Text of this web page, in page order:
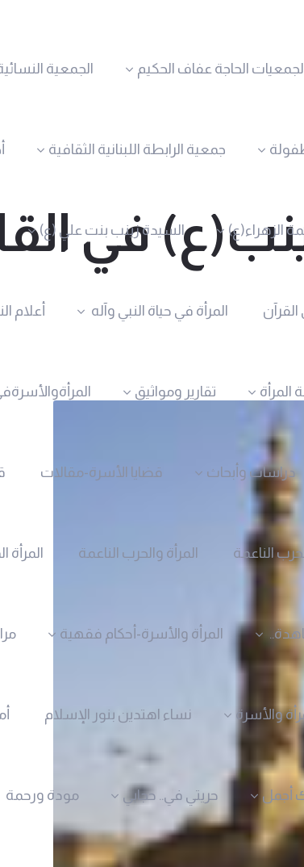
الحاجة عفاف الحكيم الجمعية
جمعية الرابطة اللبنانية الثقافية
الزهراء(ع) السيدة زينب بنت علي (ع)
المرأة في حياة النبي وآله أعلام
المرأة تقارير ومواثيق
دراسات وأبحاث قضايا الأسرة-مقالات
الناعمة المرأة والحرب الناعمة المرأة
المرأة والأسرة-أحكام فقهية
والأسرة نساء اهتدين بنور الإسلام
أجمل حريتي في.. حجابي مودة ورحمة
في